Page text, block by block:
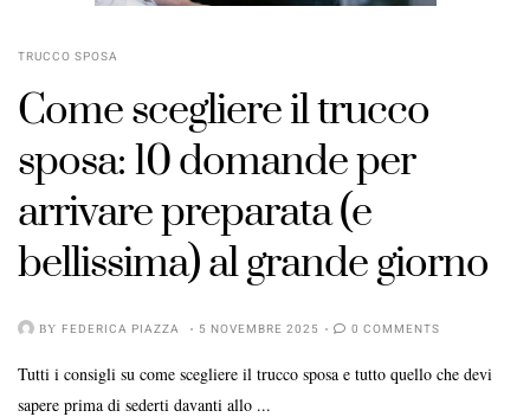
TRUCCO SPOSA
Come scegliere il trucco
sposa: 10 domande per
arrivare preparata (e
bellissima) al grande giorno
BY FEDERICA PIAZZA 5 NOVEMBRE 2025 0 COMMENTS
Tutti i consigli su come scegliere il trucco sposa e tutto quello che devi
sapere prima di sederti davanti allo ...